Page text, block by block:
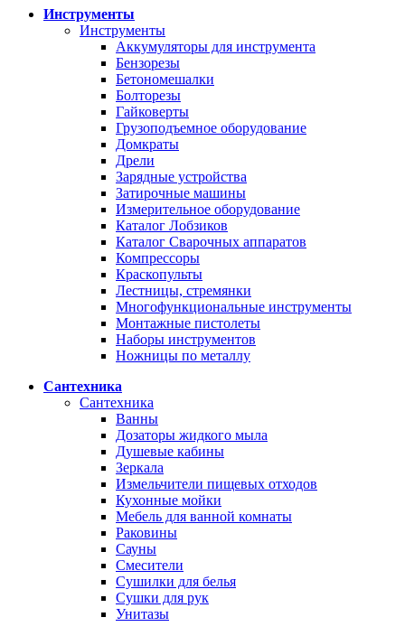
Инструменты
Инструменты
Аккумуляторы для инструмента
Бензорезы
Бетономешалки
Болторезы
Гайковерты
Грузоподъемное оборудование
Домкраты
Дрели
Зарядные устройства
Затирочные машины
Измерительное оборудование
Каталог Лобзиков
Каталог Сварочных аппаратов
Компрессоры
Краскопульты
Лестницы, стремянки
Многофункциональные инструменты
Монтажные пистолеты
Наборы инструментов
Ножницы по металлу
Сантехника
Сантехника
Ванны
Дозаторы жидкого мыла
Душевые кабины
Зеркала
Измельчители пищевых отходов
Кухонные мойки
Мебель для ванной комнаты
Раковины
Сауны
Смесители
Сушилки для белья
Сушки для рук
Унитазы